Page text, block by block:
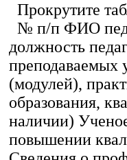
Прокрутите
№ п/п ФИО
должность
преподаваемых
(модулей),
образования,
наличии)
повышении